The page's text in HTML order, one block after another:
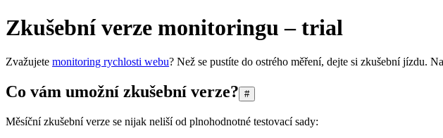
Zkušební verze monitoringu – trial
Zvažujete monitoring rychlosti webu? Než se pustíte do ostrého měření, dejte si zkušební jízdu.
Co vám umožní zkušební verze? #
Měsíční zkušební verze se nijak neliší od plnohodnotné testovací sady: